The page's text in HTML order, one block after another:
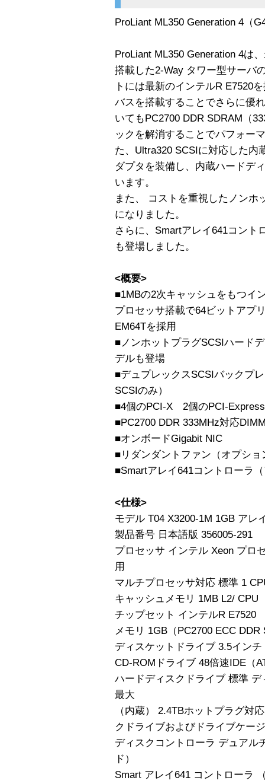
ProLiant ML350 Generation 4（
ProLiant ML350 Generation 4は
搭載した2-Way タワー型サーバ
トには最新のインテルR E7520
バスを搭載することでさらに優
いてもPC2700 DDR SDRAM（
ックを解消することでパフォー
た、Ultra320 SCSIに対応した内
ダプタを装備し、内蔵ハードデ
います。
また、 コストを重視したノンホ
になりました。
さらに、Smartアレイ641コント
も登場しました。
<概要>
■1MBの2次キャッシュをもつイ
プロセッサ搭載で64ビットア
EM64Tを採用
■ノンホットプラグSCSIハード
デルも登場
■デュプレックスSCSIバックプ
SCSIのみ）
■4個のPCI-X 2個のPCI-Express
■PC2700 DDR 333MHz対応
■オンボードGigabit NIC
■リダンダントファン（オプショ
■Smartアレイ641コントローラ
<仕様>
モデル T04 X3200-1M 1GB アレ
製品番号 日本語版 356005-291
プロセッサ インテル Xeon プロ
用
マルチプロセッサ対応 標準 1
キャッシュメモリ 1MB L2/ CPU
チップセット インテルR E7520
メモリ 1GB（PC2700 ECC
ディスケットドライブ 3.5イン
CD-ROMドライブ 48倍速IDE（
ハードディスクドライブ 標準 デ
最大
（内蔵） 2.4TBホットプラグ対
クドライブおよびドライブケー
ディスクコントローラ デュアル
ド）
Smart アレイ641 コントローラ